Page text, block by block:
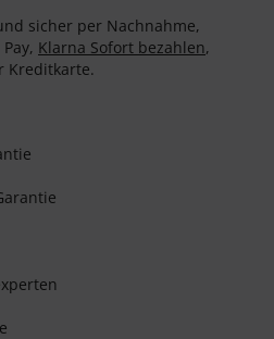
sicher per Nachnahme,
Klarna Sofort bezahlen,
Kreditkarte.